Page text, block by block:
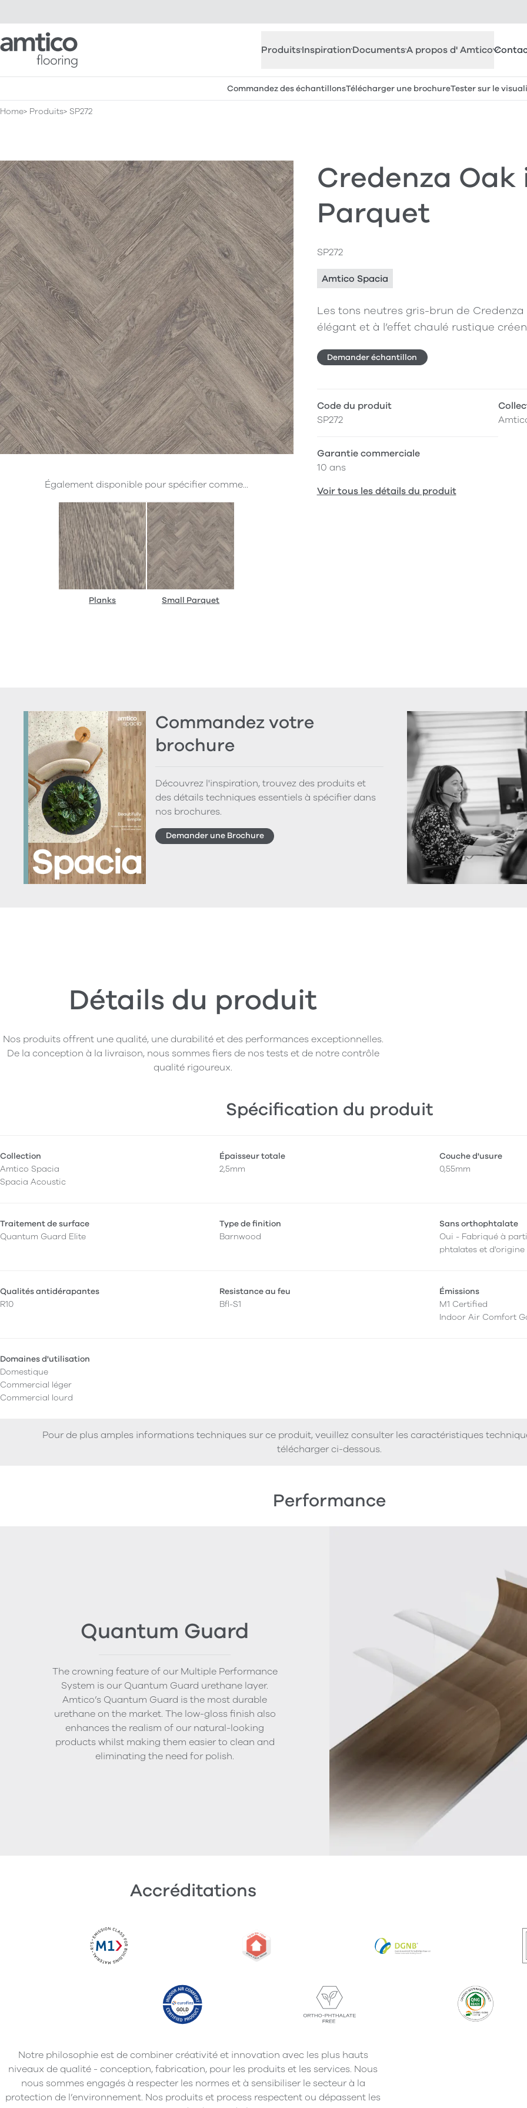
Amtico Flooring
ProduitsInspirationDocumentsA propos d' Amtico
Commandez des échantillonsTélécharger une brochureTester sur le
Home Produits SP272
Credenza Oak
Parquet
SP272
Amtico Spacia
Les tons neutres gris-brun de
élégant et à l’effet chaulé rustique
Demander échantillon
Également disponible pour spécifier comme...
Planks Small Parquet
Code du produit
SP272
Garantie commerciale
10 ans
Voir tous les détails du produit
Commandez votre
brochure
Découvrez l'inspiration, trouvez des produits et
des détails techniques essentiels à spécifier dans
nos brochures.
Demander une Brochure
Détails du produit
Nos produits offrent une qualité, une durabilité et des performances exceptionnelles.
De la conception à la livraison, nous sommes fiers de nos tests et de notre contrôle
qualité rigoureux.
Spécification du produit
Collection
Amtico Spacia
Spacia Acoustic
Épaisseur totale
2,5mm
Couche d'usure
0,55mm
Traitement de surface
Quantum Guard Elite
Type de finition
Barnwood
Sans orthophtalate
Oui - Fabriqué à
phtalates et
Qualités antidérapantes
R10
Resistance au feu
Bfl-S1
Émissions
M1 Certified
Indoor Air Comfort
Domaines d'utilisation
Domestique
Commercial léger
Commercial lourd
Pour de plus amples informations techniques sur ce produit, veuillez consulter les caractéristiques
télécharger ci-dessous.
Performance
Quantum Guard
The crowning feature of our Multiple Performance
System is our Quantum Guard urethane layer.
Amtico’s Quantum Guard is the most durable
urethane on the market. The low-gloss finish also
enhances the realism of our natural-looking
products whilst making them easier to clean and
eliminating the need for polish.
Accréditations
Notre philosophie est de combiner créativité et innovation avec les plus hauts
niveaux de qualité - conception, fabrication, pour les produits et les services. Nous
nous sommes engagés à respecter les normes et à sensibiliser le secteur à la
protection de l’environnement. Nos produits et process respectent ou dépassent les